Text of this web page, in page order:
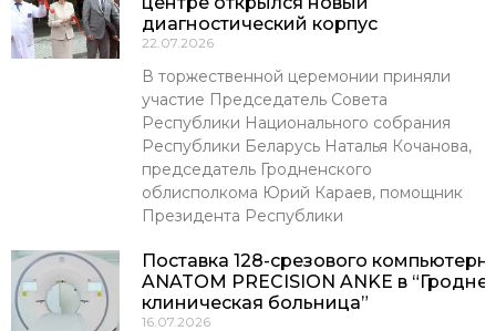
диагностический корпус
22.07.2026
В торжественной церемонии приняли
участие Председатель Совета
Республики Национального собрания
Республики Беларусь Наталья Кочанова,
председатель Гродненского
облисполкома Юрий Караев, помощник
Президента Республики
Поставка 128-срезового
ANATOM PRECISION ANKE в
клиническая больница”
16.07.2026